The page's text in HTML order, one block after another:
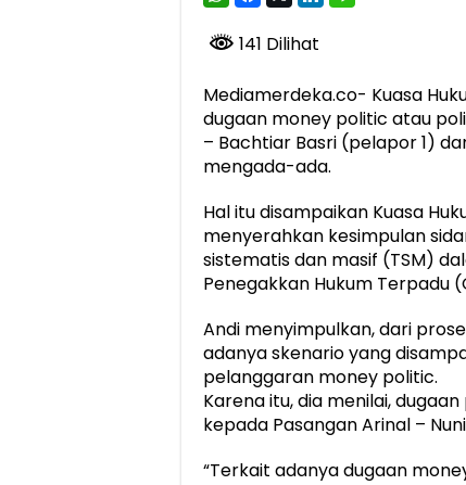
141 Dilihat
Mediamerdeka.co- Kuasa
dugaan money politic atau
– Bachtiar Basri (pelapor 1)
mengada-ada.
Hal itu disampaikan Kuasa
menyerahkan kesimpulan
sistematis dan masif (TSM)
Penegakkan Hukum Terpadu
Andi menyimpulkan, dari
adanya skenario yang
pelanggaran money politic.
Karena itu, dia menilai,
kepada Pasangan Arinal –
“Terkait adanya dugaan